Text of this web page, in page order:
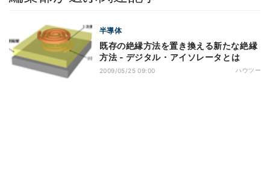
半導体
既存の絶縁方法を置き換える新たな絶縁
方法 - デジタル・アイソレータとは
2009/05/25 09:00 ハウツー